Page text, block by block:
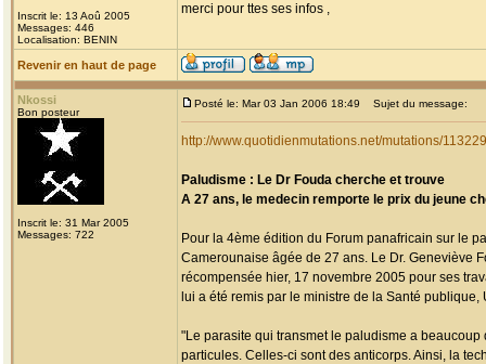
Inscrit le: 13 Aoû 2005
Messages: 446
Localisation: BENIN
merci pour ttes ses infos ,
Revenir en haut de page
Nkossi
Bon posteur
Inscrit le: 31 Mar 2005
Messages: 722
Posté le: Mar 03 Jan 2006 18:49 Sujet du message:
http://www.quotidienmutations.net/mutations/
Paludisme : Le Dr Fouda cherche et trouve
A 27 ans, le medecin remporte le prix du jeune
Pour la 4ème édition du Forum panafricain sur le
Camerounaise âgée de 27 ans. Le Dr. Geneviève
récompensée hier, 17 novembre 2005 pour ses
lui a été remis par le ministre de la Santé
"Le parasite qui transmet le paludisme a
particules. Celles-ci sont des anticorps. Ainsi, la